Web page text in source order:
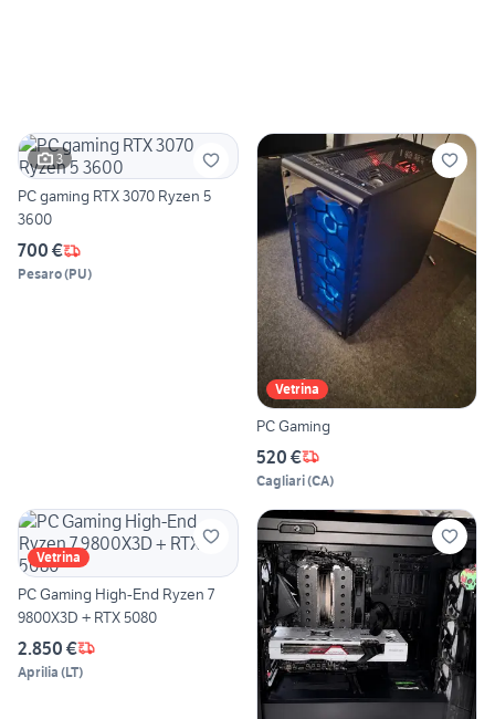
3
PC gaming RTX 3070 Ryzen 5
3600
700 €
Pesaro(PU)
Vetrina
PC Gaming
520 €
Cagliari(CA)
Vetrina
PC Gaming High-End Ryzen 7
9800X3D + RTX 5080
2.850 €
Aprilia (LT)